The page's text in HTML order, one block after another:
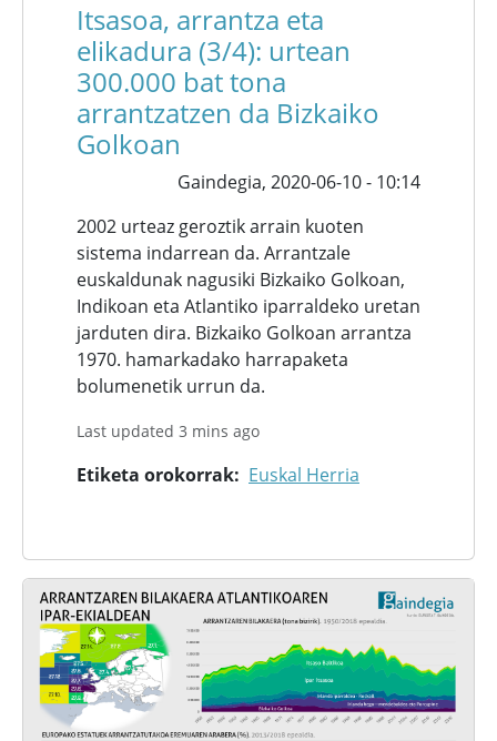
Itsasoa, arrantza eta
elikadura (3/4): urtean
300.000 bat tona
arrantzatzen da Bizkaiko
Golkoan
Gaindegia, 2020-06-10 - 10:14
2002 urteaz geroztik arrain kuoten
sistema indarrean da. Arrantzale
euskaldunak nagusiki Bizkaiko Golkoan,
Indikoan eta Atlantiko iparraldeko uretan
jarduten dira. Bizkaiko Golkoan arrantza
1970. hamarkadako harrapaketa
bolumenetik urrun da.
Last updated 3 mins ago
Etiketa orokorrak Euskal Herria